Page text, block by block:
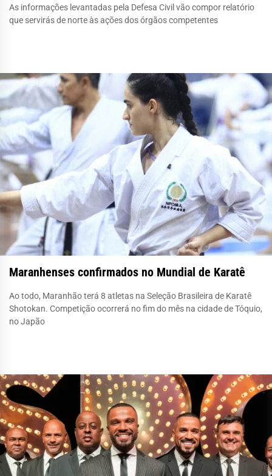
As informações levantadas pela Defesa Civil vão compor relatório
que servirás de norte às ações dos órgãos competentes
Maranhenses confirmados no Mundial de Karatê
Ao todo, Maranhão terá 8 atletas na Seleção Brasileira de Karatê
Shotokan. Competição ocorrerá no fim do mês na cidade de Tóquio,
no Japão